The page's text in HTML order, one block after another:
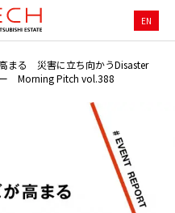
EN
まる 災害に立ち向かうDisaster
ー Morning Pitch vol.388